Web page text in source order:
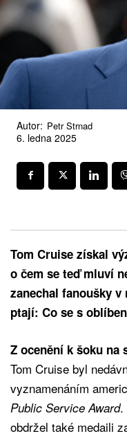
Autor: Petr Strnad
6. ledna 2025
Tom Cruise získal
o čem se teď mluví
zanechal fanoušky
ptají: Co se s
Z ocenění k šoku
Tom Cruise byl
vyznamenáním
Public Service Award.
obdržel také medaili